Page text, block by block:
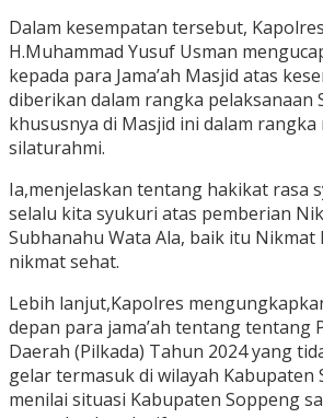
Dalam kesempatan tersebut,
H.Muhammad Yusuf Usman
kepada para Jama’ah Masjid atas
diberikan dalam rangka pelaksanaan
khususnya di Masjid ini dalam rangka
silaturahmi.
Ia,menjelaskan tentang hakikat rasa
selalu kita syukuri atas pemberian
Subhanahu Wata Ala, baik itu
nikmat sehat.
Lebih lanjut,Kapolres
depan para jama’ah tentang tentang
Daerah (Pilkada) Tahun 2024 yang
gelar termasuk di wilayah Kabupaten
menilai situasi Kabupaten Soppeng